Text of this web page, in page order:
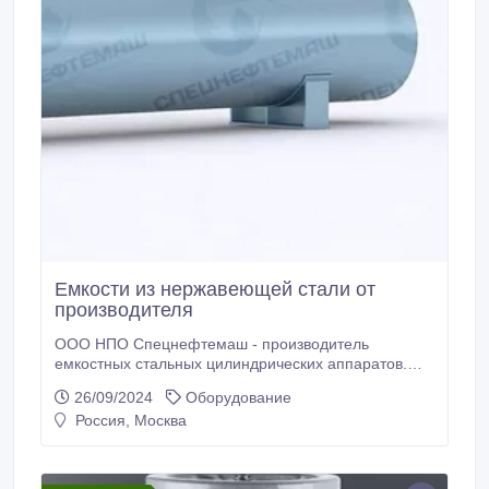
Емкости из нержавеющей стали от
производителя
ООО НПО Спецнефтемаш - производитель
емкостных стальных цилиндрических аппаратов.
предлагаем конкурентные цены на рынках РФ и
СНГ. Мы предлагаем новые Аппараты емкостные
Аппараты емкостные стальные цилиндрические
26/09/2024
Оборудование
Россия, Москва